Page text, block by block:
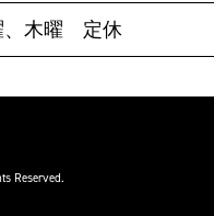
、木曜 定休
Reserved.